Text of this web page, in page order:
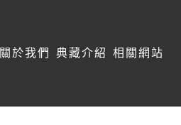
關於我們 典藏介紹 相關網站